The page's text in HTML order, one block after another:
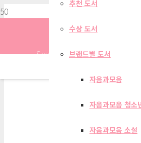
Search
추천 도서
수상 도서
브랜드별 도서
자음과모음
자음과모음 청소
자음과모음 소설
자음과모음